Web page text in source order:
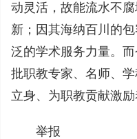
动灵活，故能流水不
新；因其海纳百川的
泛的学术服务力量。
批职教专家、名师、
立身、为职教贡献激励
举报